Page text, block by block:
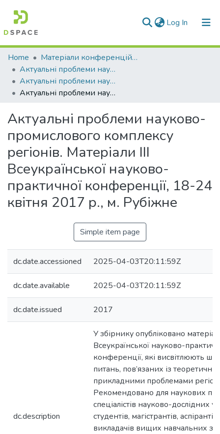
Log In (current)
Communities & Collections
All of DSpace
Statistics
Home
Матеріали конференцій та семінарів
Актуальні проблеми науково-промислового комплексу регіонів
Актуальні проблеми науково-промислового комплексу регіонів, 2017 р.
Актуальні проблеми науково-промислового комплексу регіонів. Матеріали ІІІ Всеукраїнської науково-практичної конференції, 18-24 квітня 2017 р., м. Рубіжне
Актуальні проблеми науково-
промислового комплексу
регіонів. Матеріали ІІІ
Всеукраїнської науково-
практичної конференції, 18-24
квітня 2017 р., м. Рубіжне
Simple item page
dc.date.accessioned 2025-04-03T20:11:59Z
dc.date.available 2025-04-03T20:11:59Z
dc.date.issued 2017
dc.description
У збірнику опубліковано матеріали
Всеукраїнської науково-
конференції, які висвітлюють
питань, пов’язаних із
прикладними проблемами
Рекомендовано для наукових
спеціалістів науково-дослідних
студентів, магістрантів,
викладачів вищих навчальних